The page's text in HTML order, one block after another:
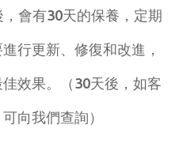
，會有30天的保養，定期
行更新、修復和改進，
效果。（30天後，如客
向我們查詢）